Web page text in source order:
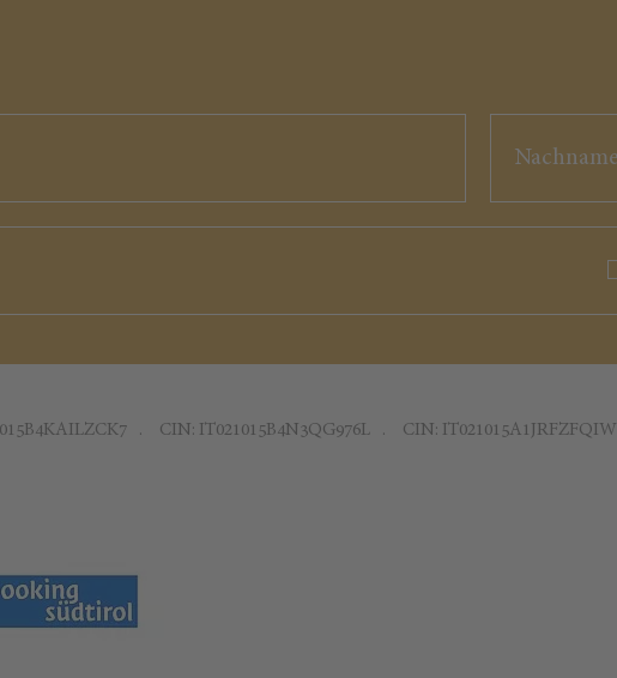
CIN: IT021015B4N3QG976L CIN: IT021015A1JRFZFQIW